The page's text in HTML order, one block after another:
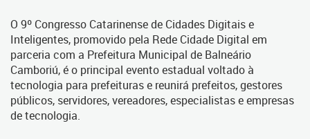
O 9º Congresso Catarinense de Cidades Digitais e
Inteligentes, promovido pela Rede Cidade Digital em
parceria com a Prefeitura Municipal de Balneário
Camboriú, é o principal evento estadual voltado à
tecnologia para prefeituras e reunirá prefeitos, gestores
públicos, servidores, vereadores, especialistas e empresas
de tecnologia.